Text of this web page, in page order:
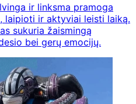
ir linksma pramoga
laipioti ir aktyviai leisti laiką.
sukuria žaismingą
bei gerų emocijų.